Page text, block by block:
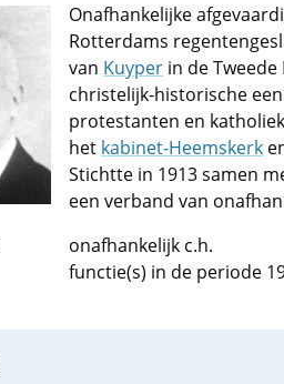
Onafhankelijke
Rotterdams
van Kuyper in de
christelijk-historische
protestanten en
het kabinet-Heemskerk
Stichtte in 1913 samen
een verband van
onafhankelijk c.h.
functie(s) in de periode